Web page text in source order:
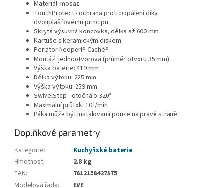
Materiál: mosaz
TouchProtect - ochrana proti popálení díky
dvouplášťovému principu
Skrytá výsuvná koncovka, délka až 600 mm
Kartuše s keramickým diskem
Perlátor Neoperl® Caché®
Montáž: jednootvorová (průměr otvoru 35 mm)
Výška baterie: 419 mm
Délka výtoku: 225 mm
Výška výtoku: 259 mm
SwivelStop - otočná o 320°
Maximální průtok: 10 l/min
Páka může být instalovaná pouze na pravé straně
Doplňkové parametry
Kategorie:
Kuchyňské baterie
Hmotnost:
2.8 kg
EAN:
7612158427375
Modelová řada: EVE